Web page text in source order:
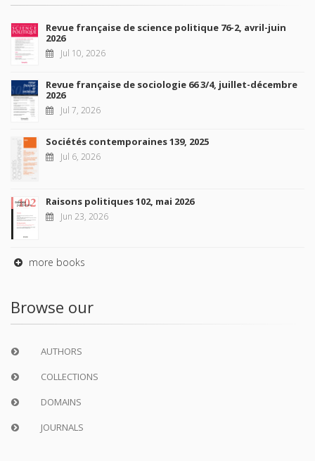
Revue française de science politique 76-2, avril-juin
2026
Jul 10, 2026
Revue française de sociologie 66 3/4, juillet-décembre
2026
Jul 7, 2026
Sociétés contemporaines 139, 2025
Jul 6, 2026
Raisons politiques 102, mai 2026
Jun 23, 2026
more books
Browse our
AUTHORS
COLLECTIONS
DOMAINS
JOURNALS